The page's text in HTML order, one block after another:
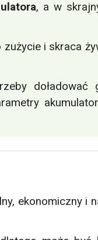
, a w
i skraca
ekonomiczny i